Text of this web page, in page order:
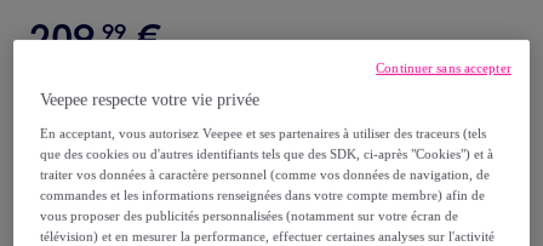
209,99 €
7,8
Reprise possible de votre ancien produit ,
Veepee respecte votre vie privée
En acceptant, vous autorisez Veepee et ses partenaires à utiliser des traceurs (tels
que des cookies ou d'autres identifiants tels que des SDK, ci-après "Cookies") et à
traiter vos données à caractère personnel (comme vos données de navigation, de
commandes et les informations renseignées dans votre compte membre) afin de
vous proposer des publicités personnalisées (notamment sur votre écran de
télévision) et en mesurer la performance, effectuer certaines analyses sur l'activité
Continuer sans accepter